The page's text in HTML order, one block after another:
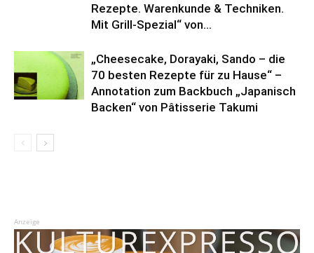
Rezepte. Warenkunde & Techniken.
Mit Grill-Spezial“ von...
„Cheesecake, Dorayaki, Sando – die
70 besten Rezepte für zu Hause“ –
Annotation zum Backbuch „Japanisch
Backen“ von Pâtisserie Takumi
Anzeige